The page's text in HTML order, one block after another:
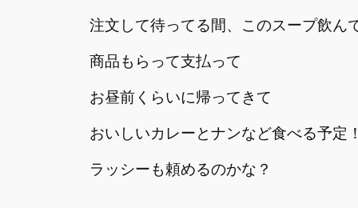
注文して待ってる間、このスープ飲んで
商品もらって支払って
お昼前くらいに帰ってきて
おいしいカレーとナンなど食べる予定
ラッシーも頼めるのかな？